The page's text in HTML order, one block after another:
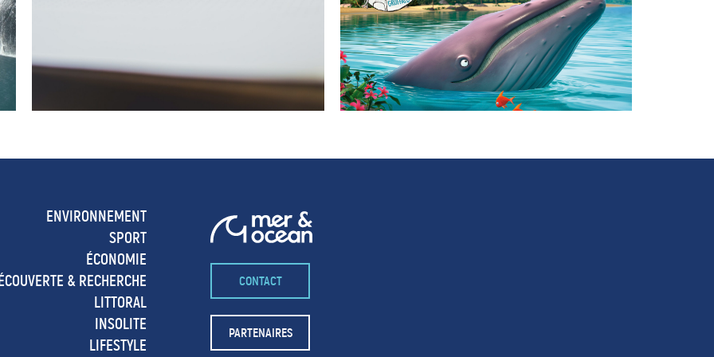
ENVIRONNEMENT
SPORT
ÉCONOMIE
& RECHERCHE
LITTORAL
INSOLITE
LIFESTYLE
CONTACT
PARTENAIRES